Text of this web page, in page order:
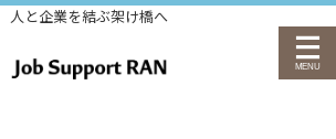
人と企業を結ぶ架け橋へ